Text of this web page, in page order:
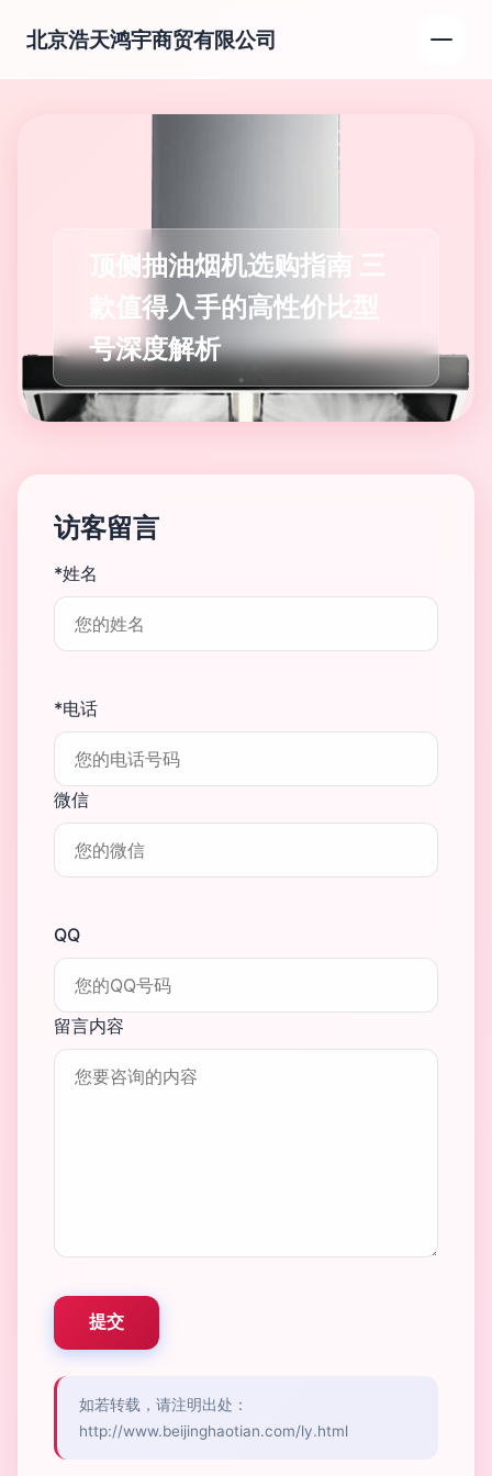
北京浩天鸿宇商贸有限公司
顶侧抽油烟机选购指南 三
款值得入手的高性价比型
号深度解析
访客留言
*姓名
*电话
微信
QQ
留言内容
如若转载，请注明出处：
http://www.beijinghaotian.com/ly.html